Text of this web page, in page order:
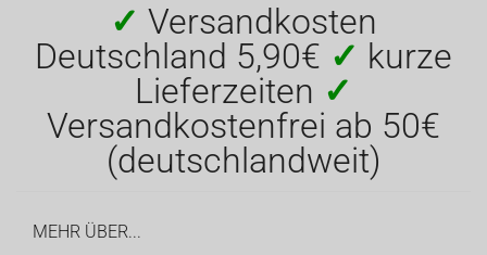
✓ Versandkosten
Deutschland 5,90€ ✓ kurze
Lieferzeiten ✓
Versandkostenfrei ab 50€
(deutschlandweit)
MEHR ÜBER...